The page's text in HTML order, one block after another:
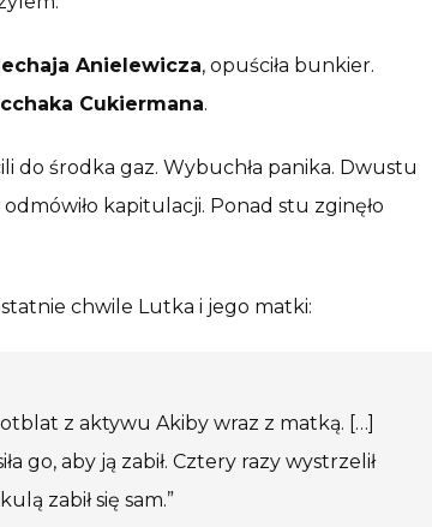
Anielewicza, opuściła bunkier.
Cukiermana.
do środka gaz. Wybuchła panika. Dwustu
odmówiło kapitulacji. Ponad stu zginęło
chwile Lutka i jego matki:
z aktywu Akiby wraz z matką. […]
go, aby ją zabił. Cztery razy wystrzelił
zabił się sam.”